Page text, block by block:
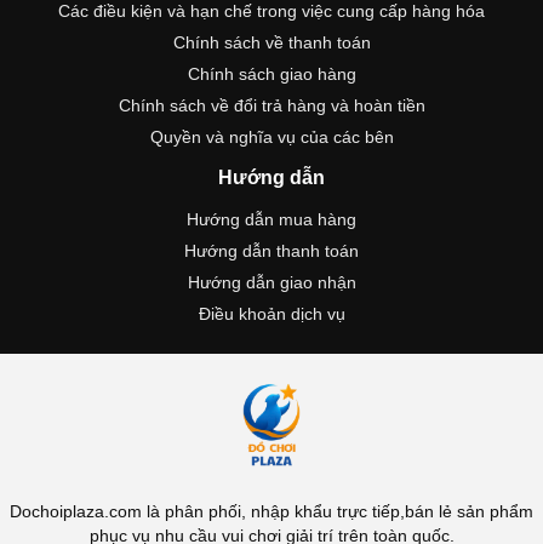
Các điều kiện và hạn chế trong việc cung cấp hàng hóa
Chính sách về thanh toán
Chính sách giao hàng
Chính sách về đổi trả hàng và hoàn tiền
Quyền và nghĩa vụ của các bên
Hướng dẫn
Hướng dẫn mua hàng
Hướng dẫn thanh toán
Hướng dẫn giao nhận
Điều khoản dịch vụ
Dochoiplaza.com là phân phối, nhập khẩu trực tiếp,bán lẻ sản phẩm
phục vụ nhu cầu vui chơi giải trí trên toàn quốc.